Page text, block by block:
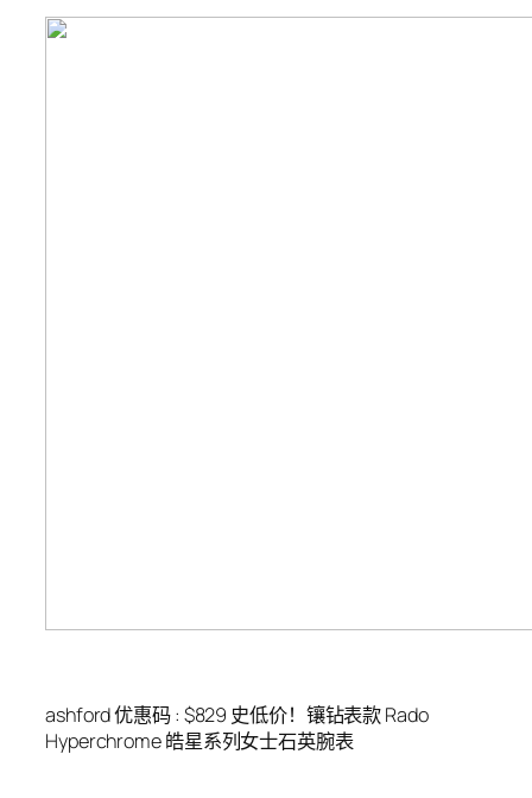
ashford 优惠码 : $829 史低价！镶钻表款 Rado
Hyperchrome 皓星系列女士石英腕表